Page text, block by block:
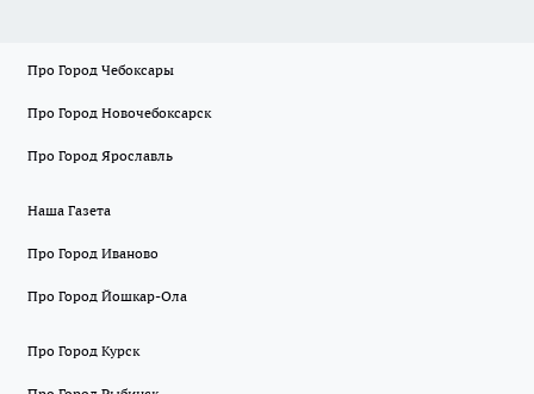
Про Город Чебоксары
Про Город Новочебоксарск
Про Город Ярославль
Наша Газета
Про Город Иваново
Про Город Йошкар-Ола
Про Город Курск